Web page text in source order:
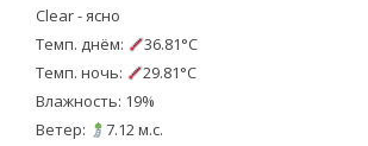
Clear - ясно
Темп. днём:
36.81°C
Темп. ночь:
29.81°C
Влажность: 19%
Ветер:
7.12 м.с.